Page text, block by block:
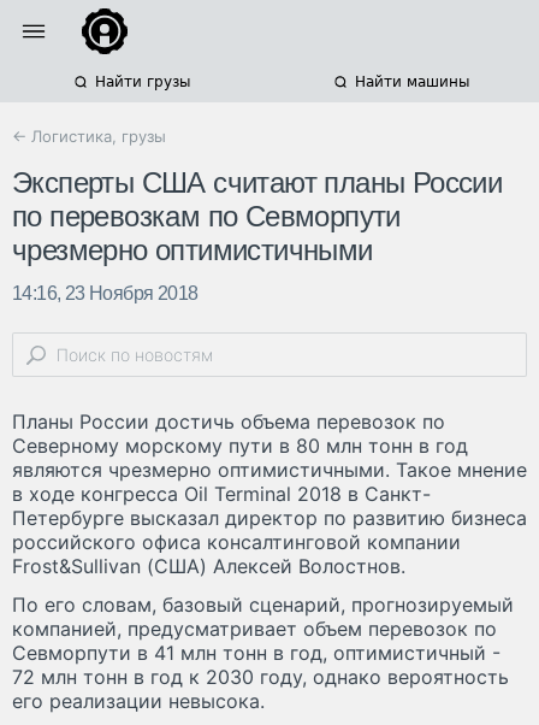
Найти грузы Найти машины
← Логистика, грузы
Эксперты США считают планы России
по перевозкам по Севморпути
чрезмерно оптимистичными
14:16, 23 Ноября 2018
Планы России достичь объема перевозок по
Северному морскому пути в 80 млн тонн в год
являются чрезмерно оптимистичными. Такое мнение
в ходе конгресса Oil Terminal 2018 в Санкт-
Петербурге высказал директор по развитию бизнеса
российского офиса консалтинговой компании
Frost&Sullivan (США) Алексей Волостнов.
По его словам, базовый сценарий, прогнозируемый
компанией, предусматривает объем перевозок по
Севморпути в 41 млн тонн в год, оптимистичный -
72 млн тонн в год к 2030 году, однако вероятность
его реализации невысока.